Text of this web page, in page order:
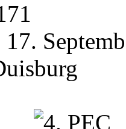
17.